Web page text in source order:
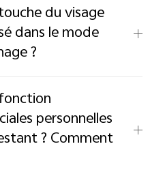
du visage
dans le mode
?
personnelles
? Comment